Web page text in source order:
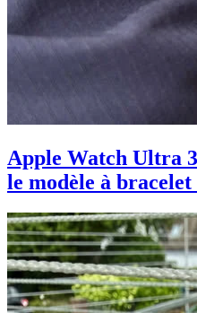
Apple Watch Ultra
le modèle à